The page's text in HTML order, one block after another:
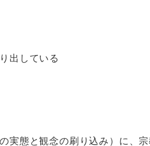
出している
実態と観念の刷り込み）に、